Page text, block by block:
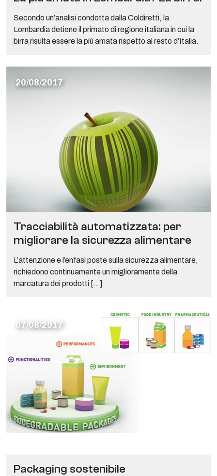
Secondo un’analisi condotta dalla Coldiretti, la
Lombardia detiene il primato di regione italiana in cui la
birra risulta essere la più amata rispetto al resto d’Italia.
20/08/2017
Tracciabilità automatizzata: per
migliorare la sicurezza alimentare
L’attenzione e l’enfasi poste sulla sicurezza alimentare,
richiedono continuamente un miglioramente della
marcatura dei prodotti […]
07/08/2017
Packaging sostenibile